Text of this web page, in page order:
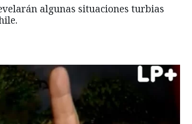
algunas situaciones turbias